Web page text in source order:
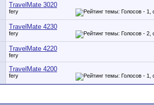
TravelMate 3020
fery
TravelMate 4230
fery
TravelMate 4220
fery
TravelMate 4200
fery